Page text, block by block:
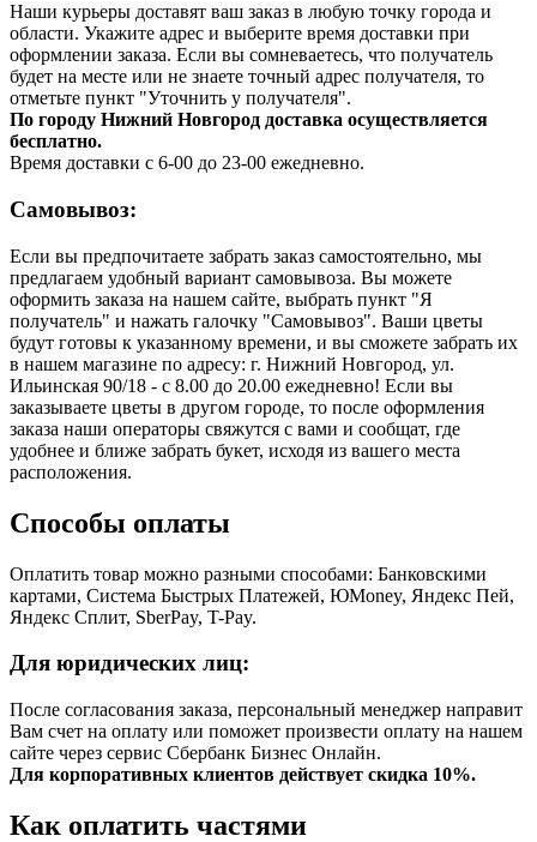
Наши курьеры доставят ваш заказ в любую точку города и
области. Укажите адрес и выберите время доставки при
оформлении заказа. Если вы сомневаетесь, что получатель
будет на месте или не знаете точный адрес получателя, то
отметьте пункт "Уточнить у получателя".
По городу Нижний Новгород доставка осуществляется
бесплатно.
Время доставки с 6-00 до 23-00 ежедневно.
Самовывоз:
Если вы предпочитаете забрать заказ самостоятельно, мы
предлагаем удобный вариант самовывоза. Вы можете
оформить заказа на нашем сайте, выбрать пункт "Я
получатель" и нажать галочку "Самовывоз". Ваши цветы
будут готовы к указанному времени, и вы сможете забрать их
в нашем магазине по адресу: г. Нижний Новгород, ул.
Ильинская 90/18 - с 8.00 до 20.00 ежедневно! Если вы
заказываете цветы в другом городе, то после оформления
заказа наши операторы свяжутся с вами и сообщат, где
удобнее и ближе забрать букет, исходя из вашего места
расположения.
Способы оплаты
Оплатить товар можно разными способами: Банковскими
картами, Система Быстрых Платежей, ЮMoney, Яндекс Пей,
Яндекс Сплит, SberPay, T-Pay.
Для юридических лиц:
После согласования заказа, персональный менеджер направит
Вам счет на оплату или поможет произвести оплату на нашем
сайте через сервис Сбербанк Бизнес Онлайн.
Для корпоративных клиентов действует скидка 10%.
Как оплатить частями